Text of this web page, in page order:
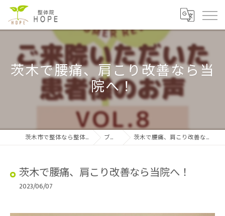
茨木で腰痛、肩こり改善なら当
院へ！
茨木市で整体なら整体院HOPE ブログ 茨木で腰痛、肩こり改善なら当院へ！
茨木で腰痛、肩こり改善なら当院へ！
2023/06/07